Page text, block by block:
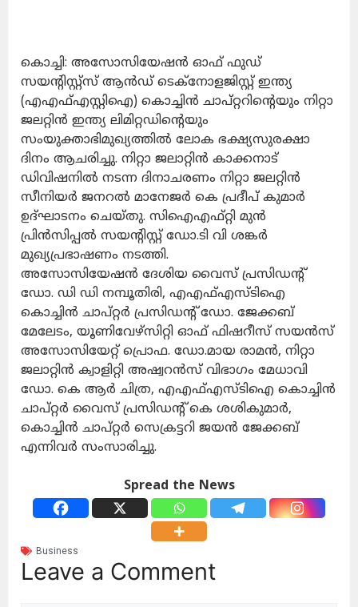
കൊച്ചി: അസോസിയേഷന്‍ ഓഫ് ഫുഡ്
സയന്റിസ്റ്റ്‌സ് ആന്‍ഡ് ടെക്‌നോളജിസ്റ്റ് ഇന്ത്യ
(എഎഫ്എസ്റ്റിഐ) കൊച്ചിന്‍ ചാപ്റ്ററിന്റെയും നിറ്റാ
ജലറ്റിന്‍ ഇന്ത്യ ലിമിറ്റഡിന്റെയും
സംയുക്താഭിമുഖ്യത്തില്‍ ലോക ഭക്ഷ്യസുരക്ഷാ
ദിനം ആചരിച്ചു. നിറ്റാ ജലാറ്റിന്‍ കാക്കനാട്
ഡിവിഷനില്‍ നടന്ന ദിനാചരണം നിറ്റാ ജലറ്റിന്‍
സീനിയര്‍ ജനറല്‍ മാനേജര്‍ കെ പ്രദീപ് കുമാര്‍
ഉദ്ഘാടനം ചെയ്തു. സിഐഎഫ്റ്റി മുന്‍
പ്രിന്‍സിപ്പല്‍ സയന്റിസ്റ്റ് ഡോ.ടി വി ശങ്കര്‍
മുഖ്യപ്രഭാഷണം നടത്തി.
അസോസിയേഷന്‍ ദേശിയ വൈസ് പ്രസിഡന്റ്
ഡോ. ഡി ഡി നമ്പൂതിരി, എഎഫ്എസ്ടിഐ
കൊച്ചിന്‍ ചാപ്റ്റര്‍ പ്രസിഡന്റ് ഡോ. ജേക്കബ്
മേലേടം, യൂണിവേഴ്‌സിറ്റി ഓഫ് ഫിഷറീസ് സയന്‍സ്
അസോസിയേറ്റ് പ്രൊഫ. ഡോ.മായ രാമന്‍, നിറ്റാ
ജലാറ്റിന്‍ ക്വാളിറ്റി അഷ്വറന്‍സ് വിഭാഗം മേധാവി
ഡോ. കെ ആര്‍ ചിത്ര, എഎഫ്എസ്ടിഐ കൊച്ചിന്‍
ചാപ്റ്റര്‍ വൈസ് പ്രസിഡന്റ് കെ ശശികുമാര്‍,
കൊച്ചിന്‍ ചാപ്റ്റര്‍ സെക്രട്ടറി ജയന്‍ ജേക്കബ്
എന്നിവര്‍ സംസാരിച്ചു.
Spread the News
Business
Leave a Comment